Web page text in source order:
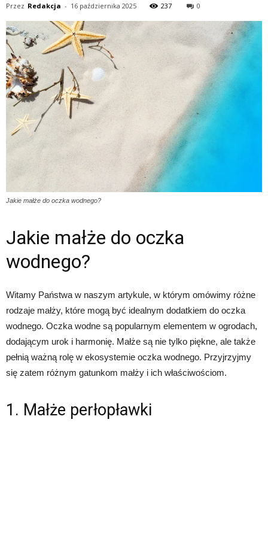
Przez Redakcja - 16 października 2025 237 0
Jakie małże do oczka wodnego?
Jakie małże do oczka
wodnego?
Witamy Państwa w naszym artykule, w którym omówimy różne
rodzaje małży, które mogą być idealnym dodatkiem do oczka
wodnego. Oczka wodne są popularnym elementem w ogrodach,
dodającym urok i harmonię. Małże są nie tylko piękne, ale także
pełnią ważną rolę w ekosystemie oczka wodnego. Przyjrzyjmy
się zatem różnym gatunkom małży i ich właściwościom.
1. Małże perłopławki